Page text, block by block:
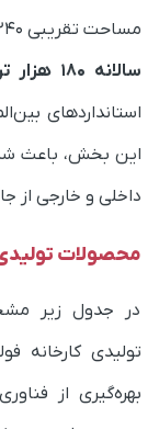
مساحت تقریبی ۲۴۰ هزار مترمربع قرار دارد.
سالانه ۱۸۰ هزار تن ورق گالوانیزه
استانداردهای
این بخش، باعث شده
داخلی و خارجی از
محصولات تولیدی
در جدول زیر
تولیدی کارخانه
بهره‌گیری از